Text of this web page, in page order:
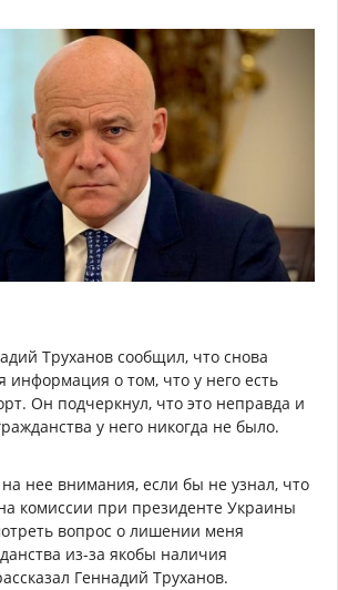
Труханов сообщил, что снова
информация о том, что у него есть
Он подчеркнул, что это неправда и
у него никогда не было.
нее внимания, если бы не узнал, что
комиссии при президенте Украины
вопрос о лишении меня
из-за якобы наличия
Геннадий Труханов.